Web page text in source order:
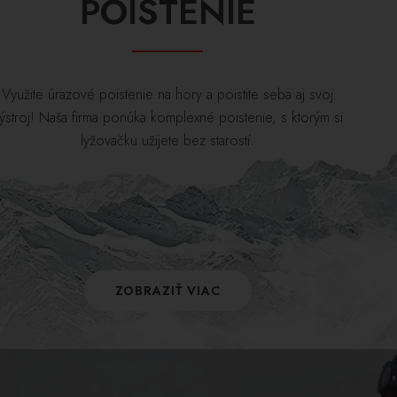
POISTENIE
Využite úrazové poistenie na hory a poistite seba aj svoj
Naša firma ponúka komplexné poistenie, s ktorým si
lyžovačku užijete bez starostí.
ZOBRAZIŤ VIAC